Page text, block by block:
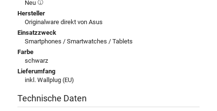
Neu
Hersteller
Originalware direkt von Asus
Einsatzzweck
Smartphones / Smartwatches / Tablets
Farbe
schwarz
Lieferumfang
inkl. Wallplug (EU)
Technische Daten